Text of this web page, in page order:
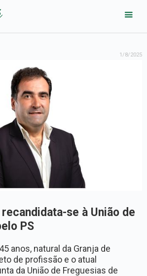
1/8/2025
se à União de
PS
anos, natural da Granja de
de profissão e o atual
da União de Freguesias de